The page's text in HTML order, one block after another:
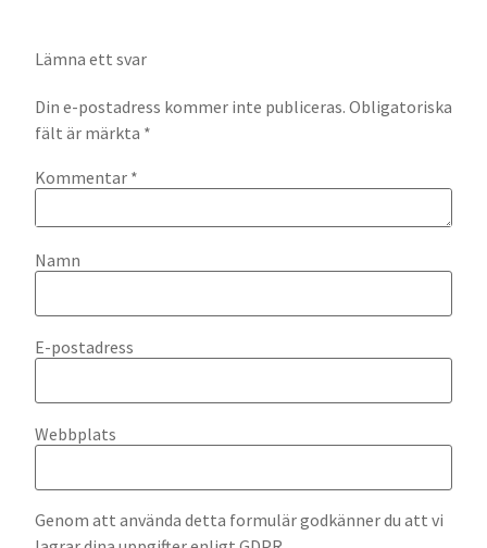
Lämna ett svar
Din e-postadress kommer inte publiceras. Obligatoriska
fält är märkta *
Kommentar *
Namn
E-postadress
Webbplats
Genom att använda detta formulär godkänner du att vi